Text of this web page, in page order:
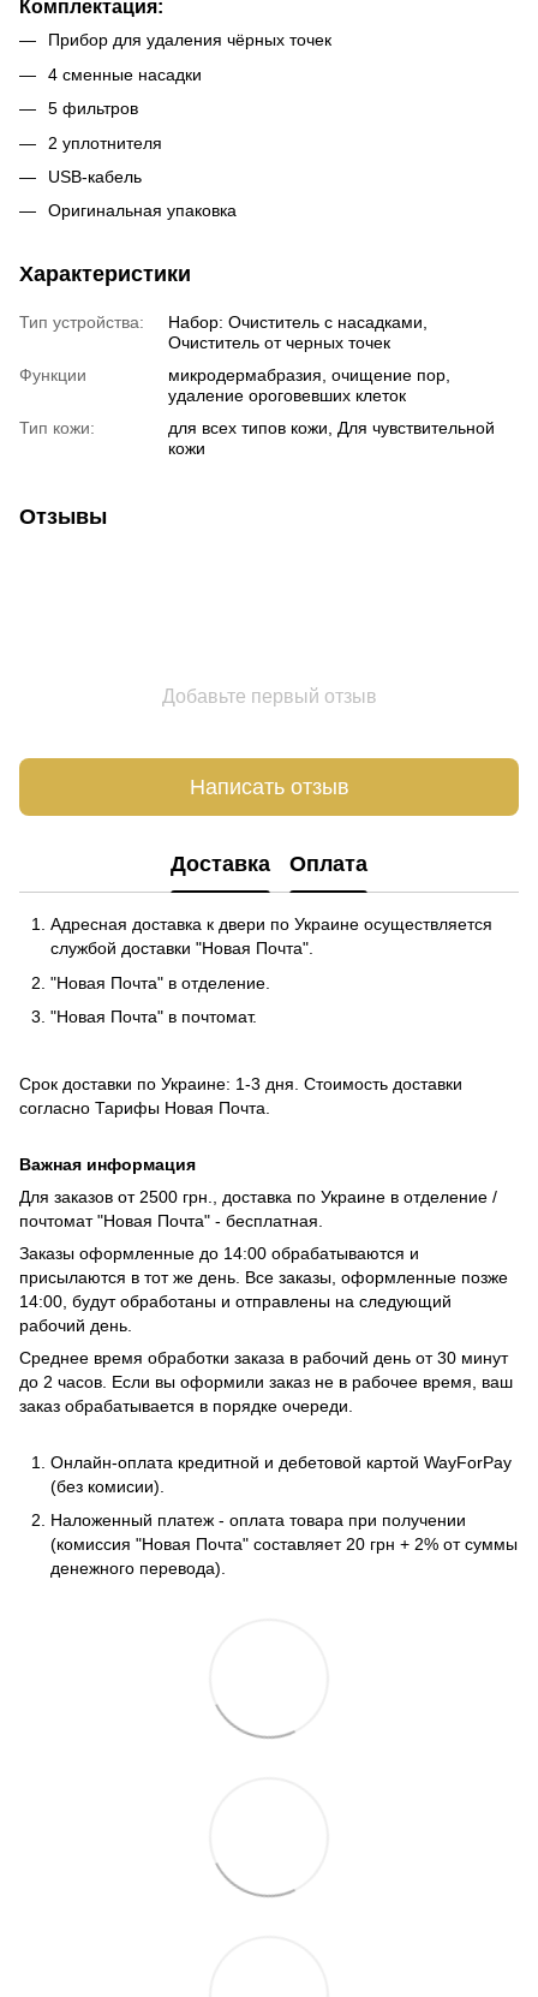
Комплектация:
Прибор для удаления чёрных точек
4 сменные насадки
5 фильтров
2 уплотнителя
USB-кабель
Оригинальная упаковка
Характеристики
Тип устройства:
Набор: Очиститель с насадками,
Очиститель от черных точек
Функции
микродермабразия, очищение пор,
удаление ороговевших клеток
Тип кожи:
для всех типов кожи, Для чувствительной
кожи
Отзывы
Добавьте первый отзыв
Написать отзыв
Доставка Оплата
Адресная доставка к двери по Украине осуществляется
службой доставки "Новая Почта".
"Новая Почта" в отделение.
"Новая Почта" в почтомат.
Срок доставки по Украине: 1-3 дня. Стоимость доставки
согласно Тарифы Новая Почта
Важная информация
Для заказов от 2500 грн., доставка по Украине в отделение /
почтомат "Новая Почта" - бесплатная.
Заказы оформленные до 14:00 обрабатываются и
присылаются в тот же день. Все заказы, оформленные позже
14:00, будут обработаны и отправлены на следующий
рабочий день.
Среднее время обработки заказа в рабочий день от 30 минут
до 2 часов. Если вы оформили заказ не в рабочее время, ваш
заказ обрабатывается в порядке очереди.
Онлайн-оплата кредитной и дебетовой картой WayForPay
(без комисии).
Наложенный платеж - оплата товара при получении
(комиссия "Новая Почта" составляет 20 грн + 2% от суммы
денежного перевода).